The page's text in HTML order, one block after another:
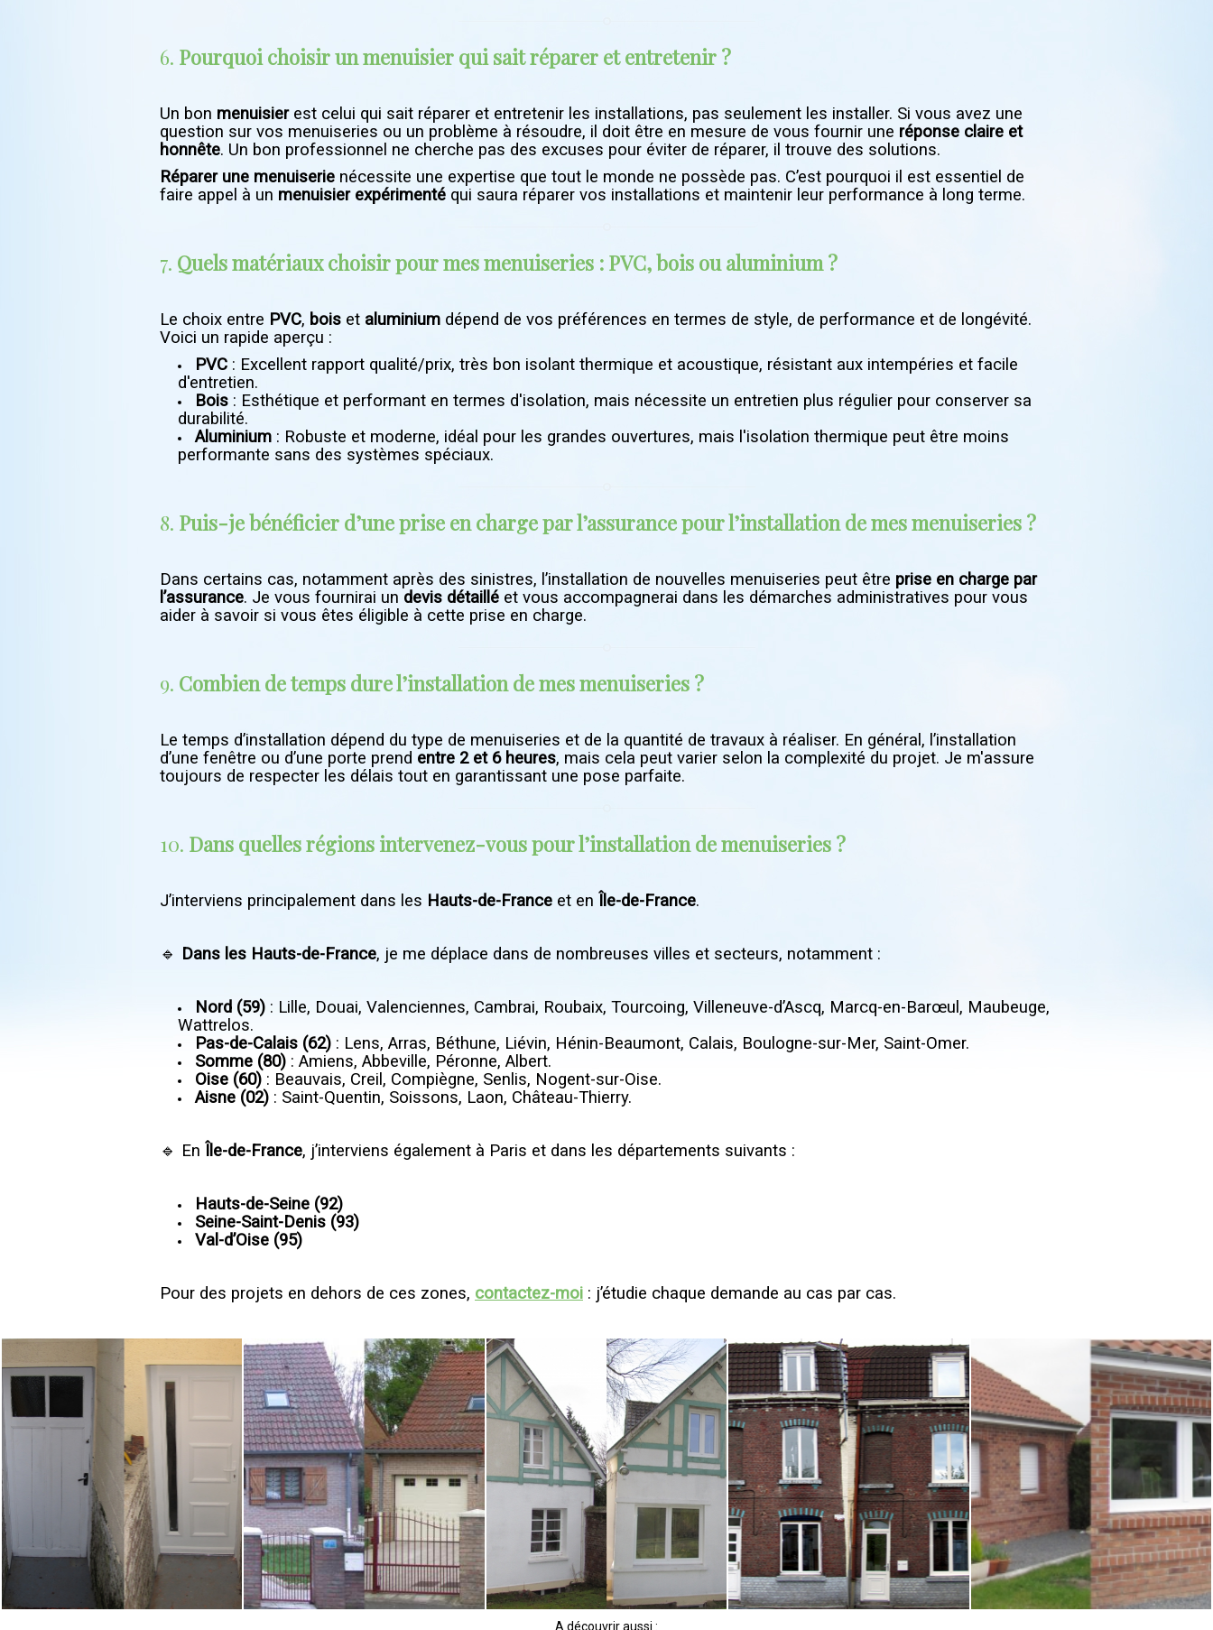
6. Pourquoi choisir un menuisier qui sait réparer et entretenir ?
Un bon menuisierest celui qui sait réparer et entretenir les installations, pas seulement les installer. Si vous avez une
question sur vos menuiseries ou un problème à résoudre, il doit être en mesure de vous fournir une réponse claire et
honnête. Un bon professionnel ne cherche pas des excuses pour éviter de réparer, il trouve des solutions.
Réparer une menuiserie nécessite une expertise que tout le monde ne possède pas. C’est pourquoi il est essentiel de
faire appel à un menuisier expérimenté qui saura réparer vos installations et maintenir leur performance à long terme.
7. Quels matériaux choisir pour mes menuiseries : PVC, bois ou aluminium ?
Le choix entre PVC, bois et aluminium dépend de vos préférences en termes de style, de performance et de longévité.
Voici un rapide aperçu :
PVC : Excellent rapport qualité/prix, très bon isolant thermique et acoustique, résistant aux intempéries et facile
d'entretien.
Bois : Esthétique et performant en termes d'isolation, mais nécessite un entretien plus régulier pour conserver sa
durabilité.
Aluminium : Robuste et moderne, idéal pour les grandes ouvertures, mais l'isolation thermique peut être moins
performante sans des systèmes spéciaux.
8. Puis-je bénéficier d’une prise en charge par l’assurance pour l’installation de mes menuiseries ?
Dans certains cas, notamment après des sinistres, l’installation de nouvelles menuiseries peut être prise en charge par
l’assurance. Je vous fournirai un devis détaillé et vous accompagnerai dans les démarches administratives pour vous
aider à savoir si vous êtes éligible à cette prise en charge.
9. Combien de temps dure l’installation de mes menuiseries ?
Le temps d’installation dépend du type de menuiseries et de la quantité de travaux à réaliser. En général, l’installation
d’une fenêtre ou d’une porte prend entre 2 et 6 heures, mais cela peut varier selon la complexité du projet. Je m'assure
toujours de respecter les délais tout en garantissant une pose parfaite.
10. Dans quelles régions intervenez-vous pour l’installation de menuiseries ?
J’interviens principalement dans les Hauts-de-France et en Île-de-France.
🔹 Dans les Hauts-de-France, je me déplace dans de nombreuses villes et secteurs, notamment :
Nord (59) : Lille, Douai, Valenciennes, Cambrai, Roubaix, Tourcoing, Villeneuve-d’Ascq, Marcq-en-Barœul, Maubeuge,
Wattrelos.
Pas-de-Calais (62) : Lens, Arras, Béthune, Liévin, Hénin-Beaumont, Calais, Boulogne-sur-Mer, Saint-Omer.
Somme (80) : Amiens, Abbeville, Péronne, Albert.
Oise (60) : Beauvais, Creil, Compiègne, Senlis, Nogent-sur-Oise.
Aisne (02) : Saint-Quentin, Soissons, Laon, Château-Thierry.
🔹 En Île-de-France, j’interviens également à Paris et dans les départements suivants :
Hauts-de-Seine (92)
Seine-Saint-Denis (93)
Val-d’Oise (95)
Pour des projets en dehors de ces zones, contactez-moi : j’étudie chaque demande au cas par cas.
A découvrir aussi :